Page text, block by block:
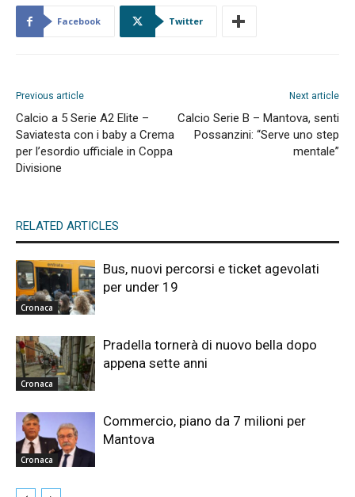
Facebook Twitter
Previous article
Calcio a 5 Serie A2 Elite –
Saviatesta con i baby a Crema
per l’esordio ufficiale in Coppa
Divisione
Next article
Calcio Serie B – Mantova, senti
Possanzini: “Serve uno step
mentale”
RELATED ARTICLES
Cronaca
Bus, nuovi percorsi e ticket agevolati
per under 19
Cronaca
Pradella tornerà di nuovo bella dopo
appena sette anni
Cronaca
Commercio, piano da 7 milioni per
Mantova